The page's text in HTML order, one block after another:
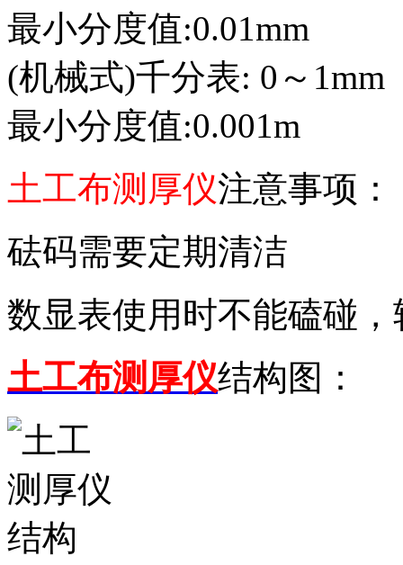
最小分度值:0.01mm
(机械式)千分表: 0～1mm
最小分度值:0.001m
土工布测厚仪注意事项：
砝码需要定期清洁
数显表使用时不能磕碰
土工布测厚仪结构图：